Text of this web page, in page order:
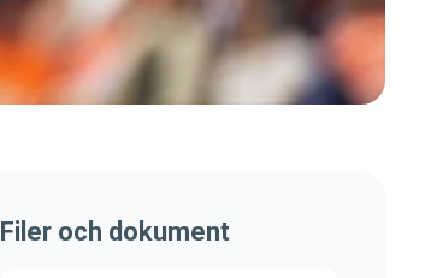
Filer och dokument